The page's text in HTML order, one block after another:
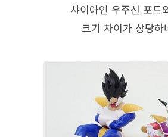
샤이아인 우주선 포드
크기 차이가 상당하